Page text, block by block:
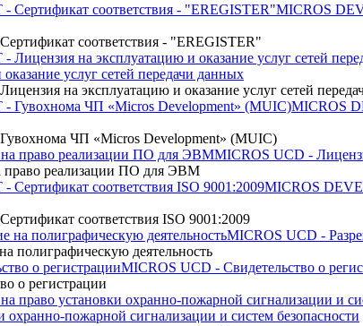
MICROS
соответствия - "EREGISTER"
услуг сетей передачи данных
на эксплуатацию и оказание услуг сетей
MICROS
ЧП «Micros Development» (MUIC)
MICROS UCD -
право реализации ПО для ЭВМ
MICROS
соответствия ISO 9001:2009
MICROS UCD -
полиграфическую деятельность
MICROS UCD - Свидетельство о
о регистрации
охранно-пожарной сигнализации и систем безопасности